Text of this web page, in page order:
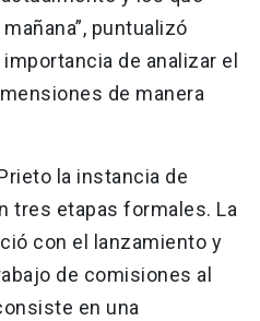
puntualizó
de analizar el
de manera
la instancia de
tres etapas formales. La
con el lanzamiento y
de comisiones al
en una